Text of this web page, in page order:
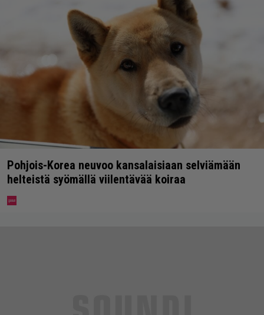
Pohjois-Korea neuvoo kansalaisiaan selviämään
helteistä syömällä viilentävää koiraa